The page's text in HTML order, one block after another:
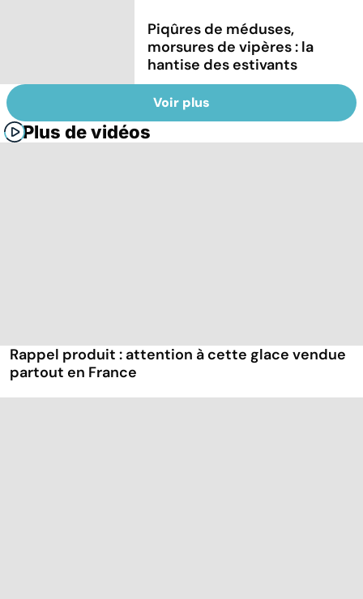
Piqûres de méduses,
morsures de vipères : la
hantise des estivants
Voir plus
Plus de vidéos
Rappel produit : attention à cette glace vendue
partout en France